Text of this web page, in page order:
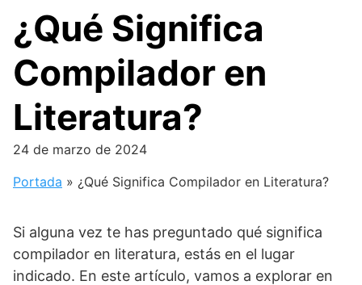
¿Qué Significa
Compilador en
Literatura?
24 de marzo de 2024
Portada » ¿Qué Significa Compilador en Literatura?
Si alguna vez te has preguntado qué significa
compilador en literatura, estás en el lugar
indicado. En este artículo, vamos a explorar en